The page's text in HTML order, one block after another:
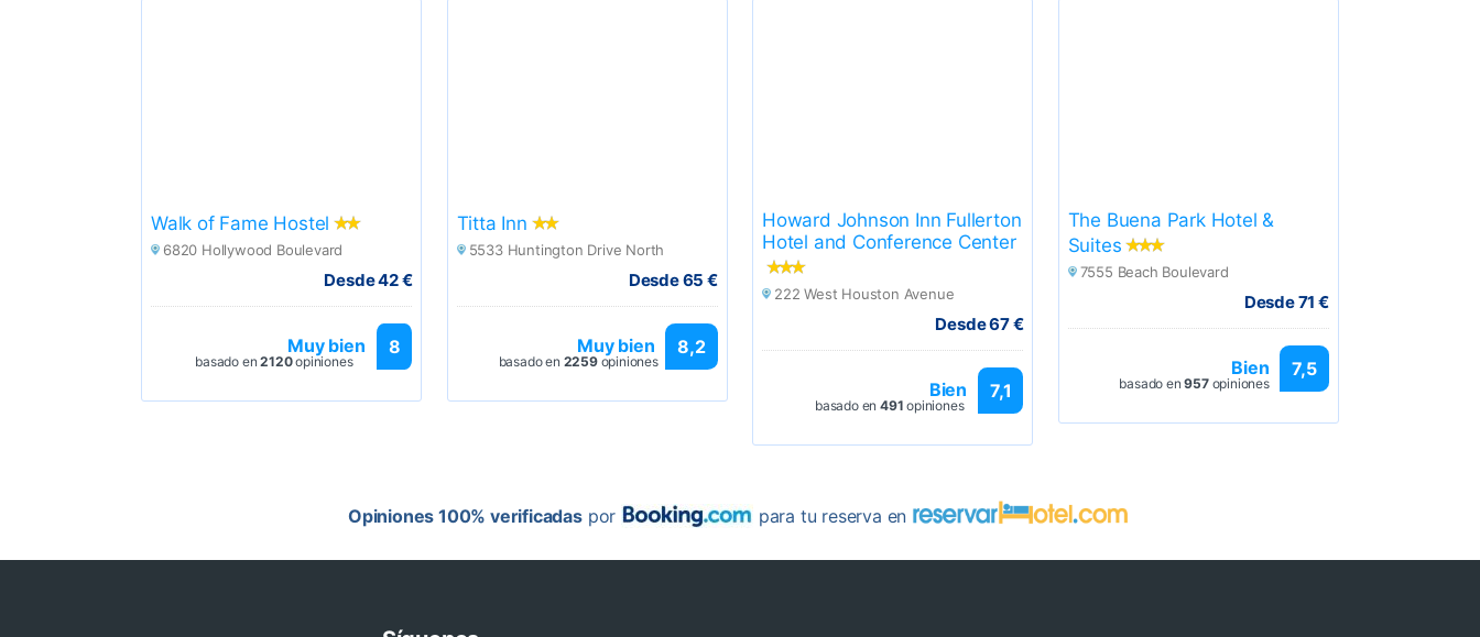
Walk of Fame Hostel
6820 Hollywood Boulevard
Desde 42 €
8
Muy bien
basado en2120opiniones
Titta Inn
5533 Huntington Drive North
Desde 65 €
8,2
Muy bien
basado en 2259opiniones
Howard Johnson Inn Fullerton
Hotel and Conference Center
222 West Houston Avenue
Desde 67 €
7,1
Bien
basado en 491 opiniones
The Buena Park Hotel &
Suites
7555 Beach Boulevard
Desde 71 €
7,5
Bien
basado en957opiniones
Opiniones 100% verificadaspor para tu reserva en